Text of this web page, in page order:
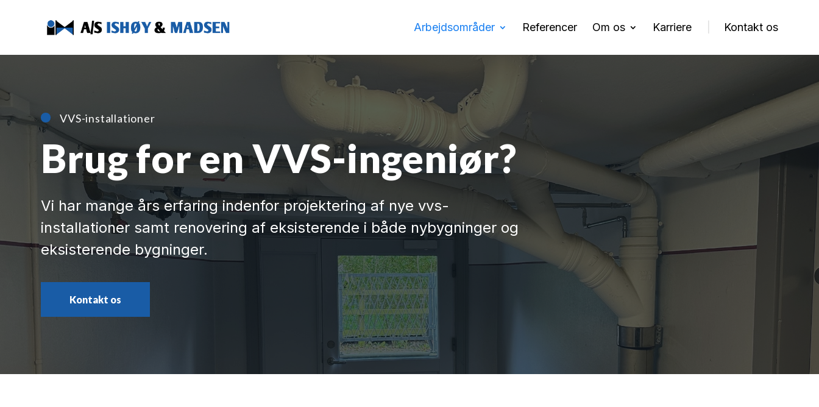
Arbejdsområder Referencer Om os Karriere Kontakt os
VVS-installationer
Brug for en VVS-ingeniør?
Vi har mange års erfaring indenfor projektering af nye vvs-
installationer samt renovering af eksisterende i både nybygninger og
eksisterende bygninger.
Kontakt os